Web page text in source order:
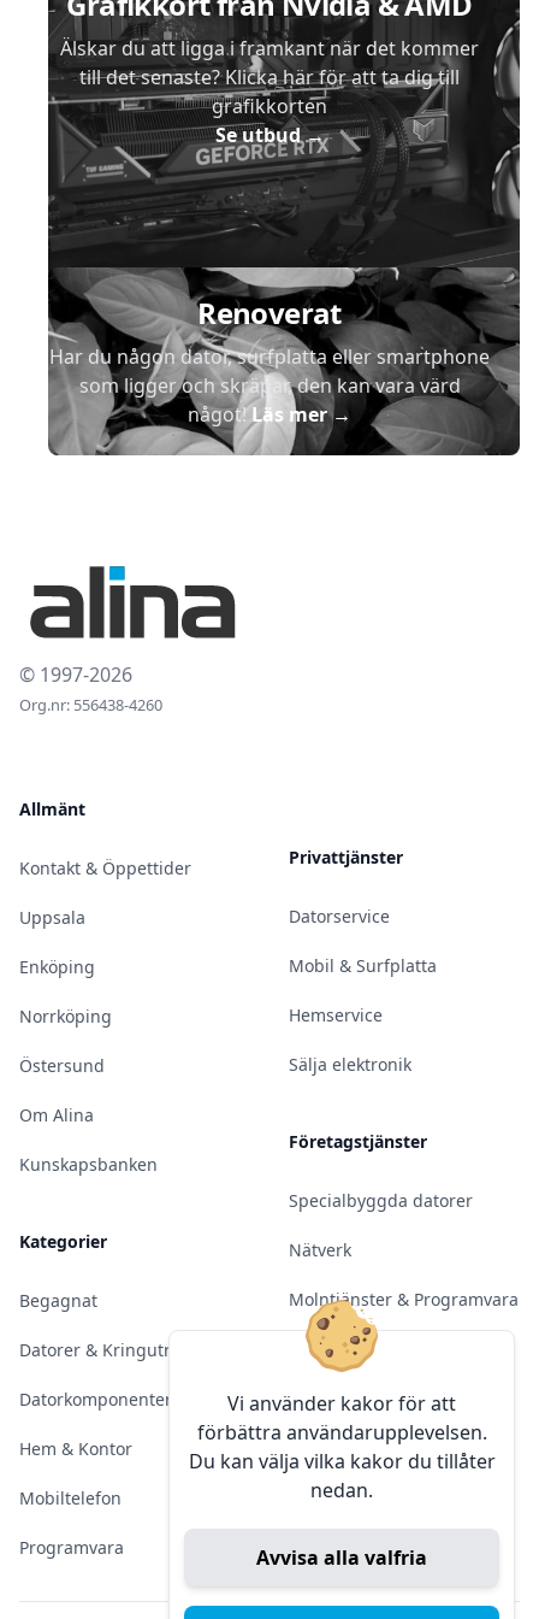
Vi använder kakor för att
förbättra användarupplevelsen.
Du kan välja vilka kakor du tillåter
nedan.
Avvisa alla valfria
Älskar du att ligga i framkant när det kommer
till det senaste? Klicka här för att ta dig till
grafikkorten
Se utbud→
Renoverat
Har du någon dator, surfplatta eller smartphone
som ligger och skräpar, den kan vara värd
något!Läs mer→
© 1997-2026
Org.nr: 556438-4260
Allmänt
Kontakt & Öppettider
Uppsala
Enköping
Norrköping
Östersund
Om Alina
Kunskapsbanken
Kategorier
Begagnat
Datorer & Kringutrustning
Datorkomponenter
Hem & Kontor
Mobiltelefon
Programvara
Privattjänster
Datorservice
Mobil & Surfplatta
Hemservice
Sälja elektronik
Företagstjänster
Specialbyggda datorer
Nätverk
Molntjänster & Programvara
Server & Backup
Kameraövervakning
Konferens & Public Display
Sälja elektronik